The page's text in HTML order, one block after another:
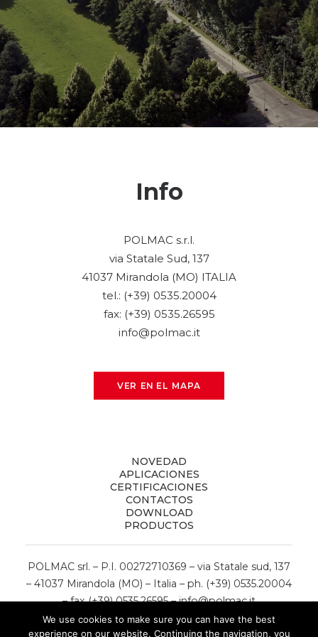
Info
POLMAC s.r.l.
via Statale Sud, 137
41037 Mirandola (MO) ITALIA
tel.: (+39) 0535.20004
fax: (+39) 0535.26595
info@polmac.it
VER EN EL MAPA
NOVEDAD
APLICACIONES
CERTIFICACIONES
CONTACTOS
DOWNLOAD
PRODUCTOS
POLMAC srl. – P.I. 00272710369 – via Statale sud, 137
– 41037 Mirandola (MO) – Italia – ph. (+39) 0535.20004
– fax (+39) 0535.26595 –info@polmac.it
Privacy & Cookie Policy
We use cookies to make sure you can have the best
experience on our website. Continuing the navigation, you